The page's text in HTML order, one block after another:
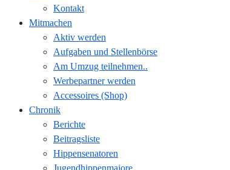
Kontakt
Mitmachen
Aktiv werden
Aufgaben und Stellenbörse
Am Umzug teilnehmen..
Werbepartner werden
Accessoires (Shop)
Chronik
Berichte
Beitragsliste
Hippensenatoren
Jugendhippenmajore